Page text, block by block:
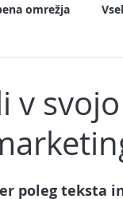
omrežja
Marketing
v svojo
poleg teksta